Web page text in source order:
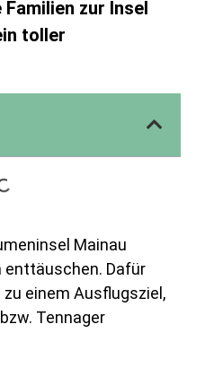
zur Insel
toller
Mainau
enttäuschen. Dafür
einem Ausflugsziel,
Tennager